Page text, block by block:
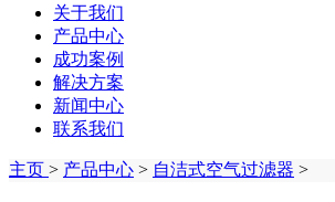
关于我们
产品中心
成功案例
解决方案
新闻中心
联系我们
主页 > 产品中心 > 自洁式空气过滤器 >